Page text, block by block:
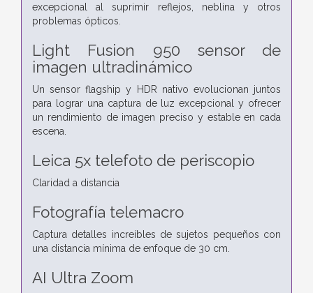
excepcional al suprimir reflejos, neblina y otros
problemas ópticos.
Light Fusion 950 sensor de
imagen ultradinámico
Un sensor flagship y HDR nativo evolucionan juntos
para lograr una captura de luz excepcional y ofrecer
un rendimiento de imagen preciso y estable en cada
escena.
Leica 5x telefoto de periscopio
Claridad a distancia
Fotografía telemacro
Captura detalles increíbles de sujetos pequeños con
una distancia mínima de enfoque de 30 cm.
AI Ultra Zoom